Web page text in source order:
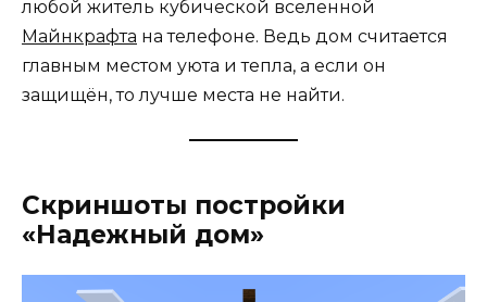
любой житель кубической вселенной
Майнкрафта на телефоне. Ведь дом считается
главным местом уюта и тепла, а если он
защищён, то лучше места не найти.
Скриншоты постройки
«Надежный дом»